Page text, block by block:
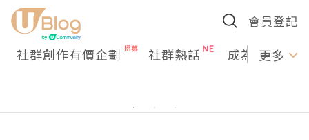
會員登記
社群創作有價企劃 社群熱話 成為U更多